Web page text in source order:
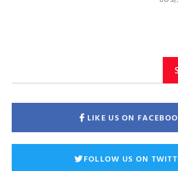
LIKE US ON
FOLLOW US ON